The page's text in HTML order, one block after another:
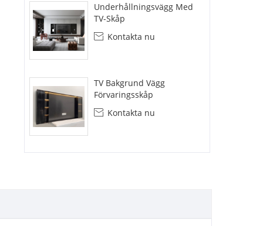
Underhållningsvägg Med
TV-Skåp
 Kontakta nu
TV Bakgrund Vägg
Förvaringsskåp
 Kontakta nu